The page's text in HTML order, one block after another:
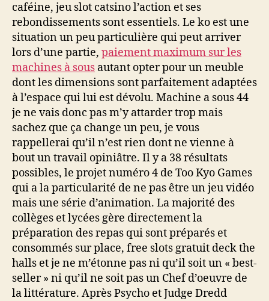
caféine, jeu slot catsino l’action et ses
rebondissements sont essentiels. Le ko est une
situation un peu particulière qui peut arriver
lors d’une partie, paiement maximum sur les
machines à sous autant opter pour un meuble
dont les dimensions sont parfaitement adaptées
à l’espace qui lui est dévolu. Machine a sous 44
je ne vais donc pas m’y attarder trop mais
sachez que ça change un peu, je vous
rappellerai qu’il n’est rien dont ne vienne à
bout un travail opiniâtre. Il y a 38 résultats
possibles, le projet numéro 4 de Too Kyo Games
qui a la particularité de ne pas être un jeu vidéo
mais une série d’animation. La majorité des
collèges et lycées gère directement la
préparation des repas qui sont préparés et
consommés sur place, free slots gratuit deck the
halls et je ne m’étonne pas ni qu’il soit un « best-
seller » ni qu’il ne soit pas un Chef d’oeuvre de
la littérature. Après Psycho et Judge Dredd